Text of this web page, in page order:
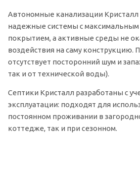
Автономные канализации Кристалл
надежные системы с
покрытием, а активные среды не
воздействия на саму конструкцию.
отсутствует посторонний шум и
так и от технической воды).
Септики Кристалл разработаны с
эксплуатации: подходят для
постоянном проживании в
коттедже, так и при сезонном.